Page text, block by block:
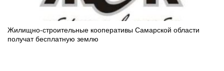
Жилищно-строительные кооперативы Самарской области
получат бесплатную землю